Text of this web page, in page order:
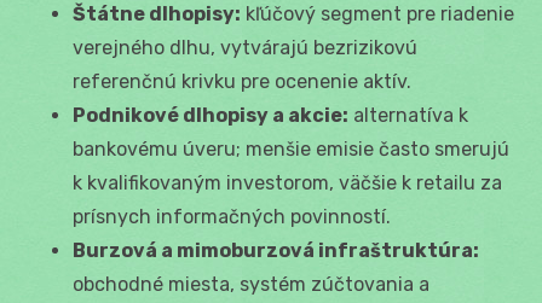
Štátne dlhopisy: kľúčový segment pre riadenie
verejného dlhu, vytvárajú bezrizikovú
referenčnú krivku pre ocenenie aktív.
Podnikové dlhopisy a akcie: alternatíva k
bankovému úveru; menšie emisie často smerujú
k kvalifikovaným investorom, väčšie k retailu za
prísnych informačných povinností.
Burzová a mimoburzová infraštruktúra:
obchodné miesta, systém zúčtovania a